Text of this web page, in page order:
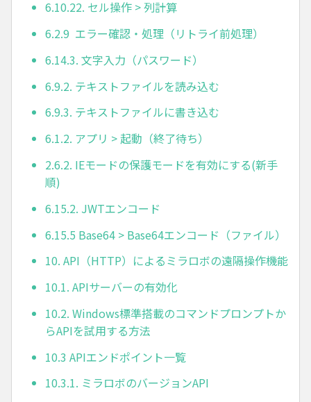
6.10.22. セル操作 > 列計算
6.2.9 エラー確認・処理（リトライ前処理）
6.14.3. 文字入力（パスワード）
6.9.2. テキストファイルを読み込む
6.9.3. テキストファイルに書き込む
6.1.2. アプリ > 起動（終了待ち）
2.6.2. IEモードの保護モードを有効にする(新手
順)
6.15.2. JWTエンコード
6.15.5 Base64 > Base64エンコード（ファイル）
10. API（HTTP）によるミラロボの遠隔操作機能
10.1. APIサーバーの有効化
10.2. Windows標準搭載のコマンドプロンプトか
らAPIを試用する方法
10.3 APIエンドポイント一覧
10.3.1. ミラロボのバージョンAPI